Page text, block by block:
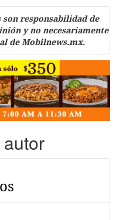
responsabilidad de
y no necesariamente
de Mobilnews.mx.